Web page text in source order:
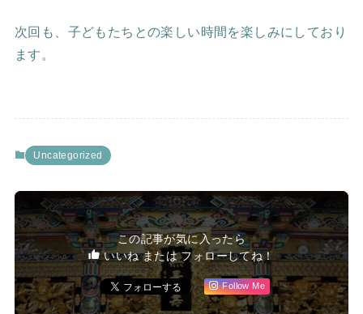
次回も、子どもたちとの楽しい時間を楽しみにしており
ます。
Uncategorized
この記事が気に入ったら
いいね または フォローしてね！
Follow Me